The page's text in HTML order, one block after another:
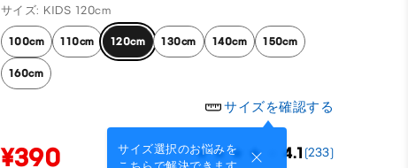
サイズ: KIDS 120cm
100cm 110cm 120cm 130cm 140cm 150cm
160cm
サイズを確認する
サイズ選択のお悩みを
¥390 4.1 (233)